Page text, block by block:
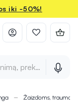
iki -50%!
prekės ženklą ir
Žaizdoms,